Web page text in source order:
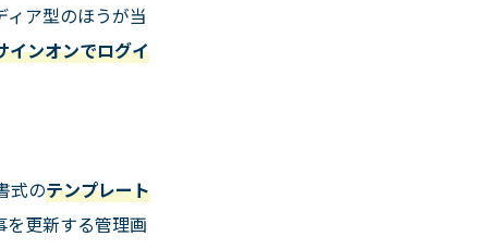
ア型のほうが当
インオンでログイ
式のテンプレート
を更新する管理画